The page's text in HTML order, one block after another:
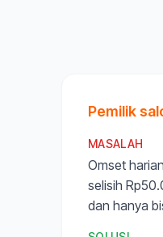
Pemilik
MASALAH
Omset
selisih
dan hanya